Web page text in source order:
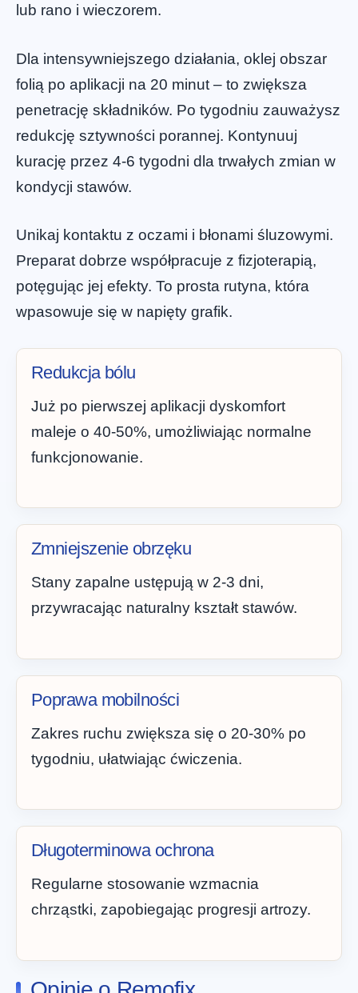
lub rano i wieczorem.
Dla intensywniejszego działania, oklej obszar
folią po aplikacji na 20 minut – to zwiększa
penetrację składników. Po tygodniu zauważysz
redukcję sztywności porannej. Kontynuuj
kurację przez 4-6 tygodni dla trwałych zmian w
kondycji stawów.
Unikaj kontaktu z oczami i błonami śluzowymi.
Preparat dobrze współpracuje z fizjoterapią,
potęgując jej efekty. To prosta rutyna, która
wpasowuje się w napięty grafik.
Redukcja bólu
Już po pierwszej aplikacji dyskomfort
maleje o 40-50%, umożliwiając normalne
funkcjonowanie.
Zmniejszenie obrzęku
Stany zapalne ustępują w 2-3 dni,
przywracając naturalny kształt stawów.
Poprawa mobilności
Zakres ruchu zwiększa się o 20-30% po
tygodniu, ułatwiając ćwiczenia.
Długoterminowa ochrona
Regularne stosowanie wzmacnia
chrząstki, zapobiegając progresji artrozy.